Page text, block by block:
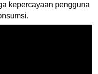
kepercayaan pengguna